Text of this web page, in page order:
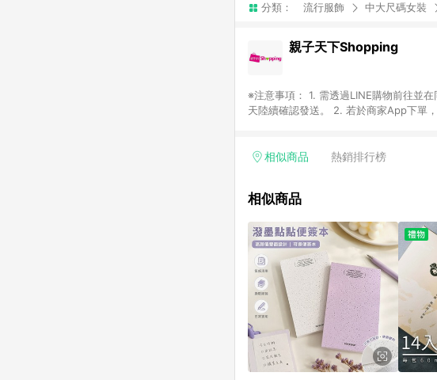
分類： 流行服飾 中大尺碼女裝
親子天下Shopping
※注意事項： 1. 需透過LINE購物前往並
天陸續確認發送。 2. 若於商家App下單
平台，商品資料更新會有時間差，如顯
相似商品 熱銷排行榜
相似商品